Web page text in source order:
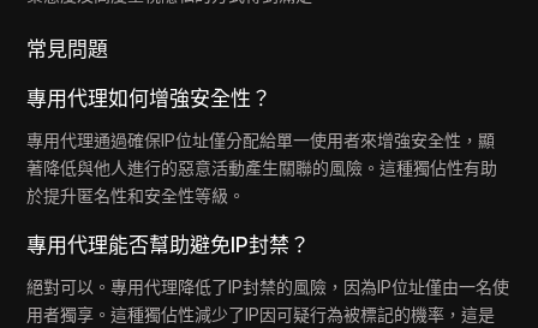
常見問題
專用代理如何增強安全性？
專用代理通過確保IP位址僅分配給單一使用者來增強安全性，顯
著降低與他人進行的惡意活動產生關聯的風險。這種獨佔性有助
於提升匿名性和安全性等級。
專用代理能否幫助避免IP封禁？
絕對可以。專用代理降低了IP封禁的風險，因為IP位址僅由一名使
用者獨享。這種獨佔性減少了IP因可疑行為被標記的機率，這是